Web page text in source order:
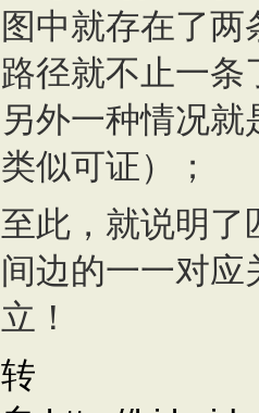
图中就存在了两
路径就不止一条
另外一种情况
类似可证）；
至此，就说明了
间边的一一对应
立！
转